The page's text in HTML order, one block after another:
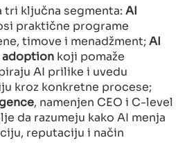
tri ključna segmenta: AI
praktične programe
timove i menadžment;AI
adoption koji pomaže
AI prilike i uvedu
kroz konkretne procese;
, namenjen CEO i C-level
da razumeju kako AI menja
reputaciju i način